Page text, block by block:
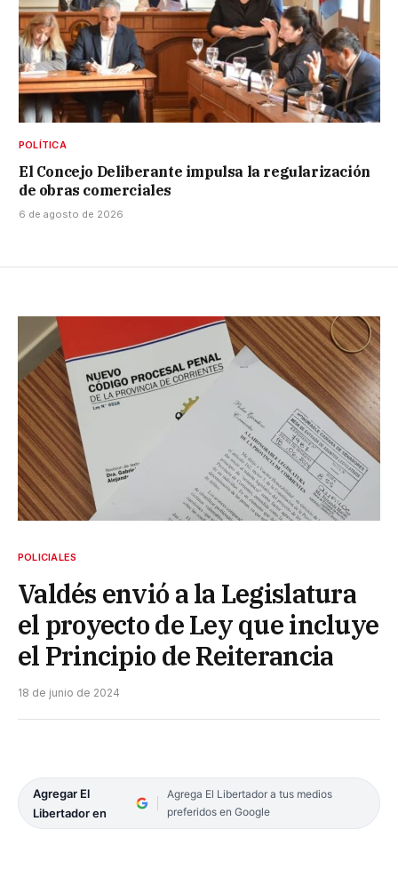
POLÍTICA
El Concejo Deliberante impulsa la regularización
de obras comerciales
6 de agosto de 2026
POLICIALES
Valdés envió a la Legislatura
el proyecto de Ley que incluye
el Principio de Reiterancia
18 de junio de 2024
Agregar El
Libertador en
Agrega El Libertador a tus medios
preferidos en Google